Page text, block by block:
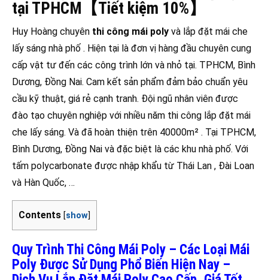
tại TPHCM【Tiết kiệm 10%】
Huy Hoàng chuyên thi công mái poly và lắp đặt mái che
lấy sáng nhà phố . Hiện tại là đơn vị hàng đầu chuyên cung
cấp vật tư đến các công trình lớn và nhỏ tại. TPHCM, Bình
Dương, Đồng Nai. Cam kết sản phẩm đảm bảo chuẩn yêu
cầu kỹ thuật, giá rẻ cạnh tranh. Đội ngũ nhân viên được
đào tạo chuyên nghiệp với nhiều năm thi công lắp đặt mái
che lấy sáng. Và đã hoàn thiện trên 40000m² . Tại TPHCM,
Bình Dương, Đồng Nai và đặc biệt là các khu nhà phố. Với
tấm polycarbonate được nhập khẩu từ Thái Lan , Đài Loan
và Hàn Quốc, …
Contents [show]
Quy Trình Thi Công Mái Poly – Các Loại Mái
Poly Được Sử Dụng Phổ Biến Hiện Nay –